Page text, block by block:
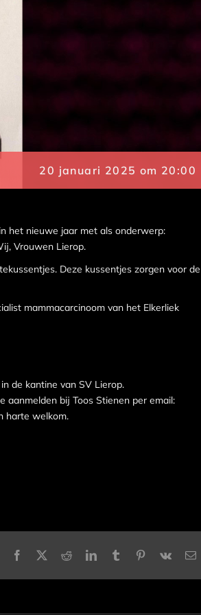
20 januari 2025 om 20:00
het nieuwe jaar met als onderwerp:
Vrouwen Lierop.
Deze kussentjes zorgen voor de
mammacarcinoom van het Elkerliek
Vrouwen Lierop?
de kantine van SV Lierop.
aanmelden bij Toos Stienen per email:
harte welkom.
Facebook RedditLinkedInTumblr Pinterest
Vk
E-